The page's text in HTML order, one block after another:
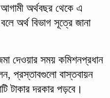
অর্থবছর থেকে এ
অর্থ বিভাগ সূত্রে জানা
দেওয়ার সময় কমিশনপ্রধান
প্রস্তাবগুলো বাস্তবায়ন
টাকার দরকার পড়বে।